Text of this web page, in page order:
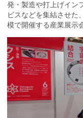
発・製造や打上げイン
ビスなどを集結させた
模で開催する産業展示